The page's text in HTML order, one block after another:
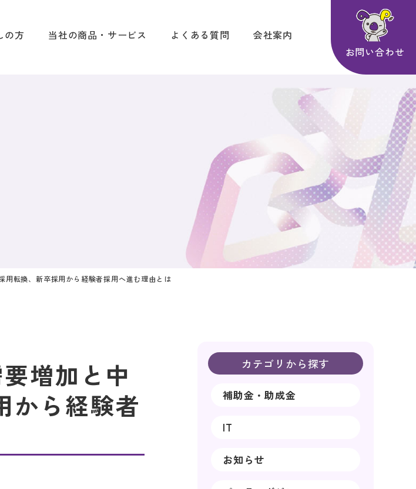
の方 当社の商品・サービス よくある質問
会社案内
お問い合わせ
用転換、新卒採用から経験者採用へ進む理由とは
増加と中
から経験者
カテゴリから探す
補助金・助成金
IT
お知らせ